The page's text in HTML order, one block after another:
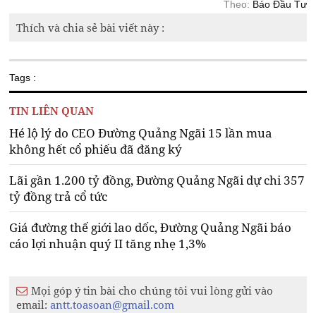
Theo: Báo Đầu Tư
Thích và chia sẻ bài viết này :
Tags :
TIN LIÊN QUAN
Hé lộ lý do CEO Đường Quảng Ngãi 15 lần mua
không hết cổ phiếu đã đăng ký
Lãi gần 1.200 tỷ đồng, Đường Quảng Ngãi dự chi 357
tỷ đồng trả cổ tức
Giá đường thế giới lao dốc, Đường Quảng Ngãi báo
cáo lợi nhuận quý II tăng nhẹ 1,3%
Mọi góp ý tin bài cho chúng tôi vui lòng gửi vào
email:antt.toasoan@gmail.com